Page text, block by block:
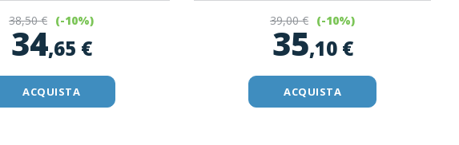
38,50 € (-10%)
34,65 €
ACQUISTA
39,00 € (-10%)
35,10 €
ACQUISTA